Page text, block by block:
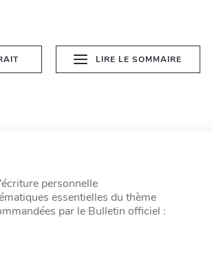
LIRE LE SOMMAIRE
personnelle
essentielles du thème
par le Bulletin officiel :